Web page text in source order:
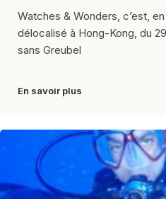
Watches & Wonders, c’est,
délocalisé à Hong-Kong, du
sans Greubel
En savoir plus